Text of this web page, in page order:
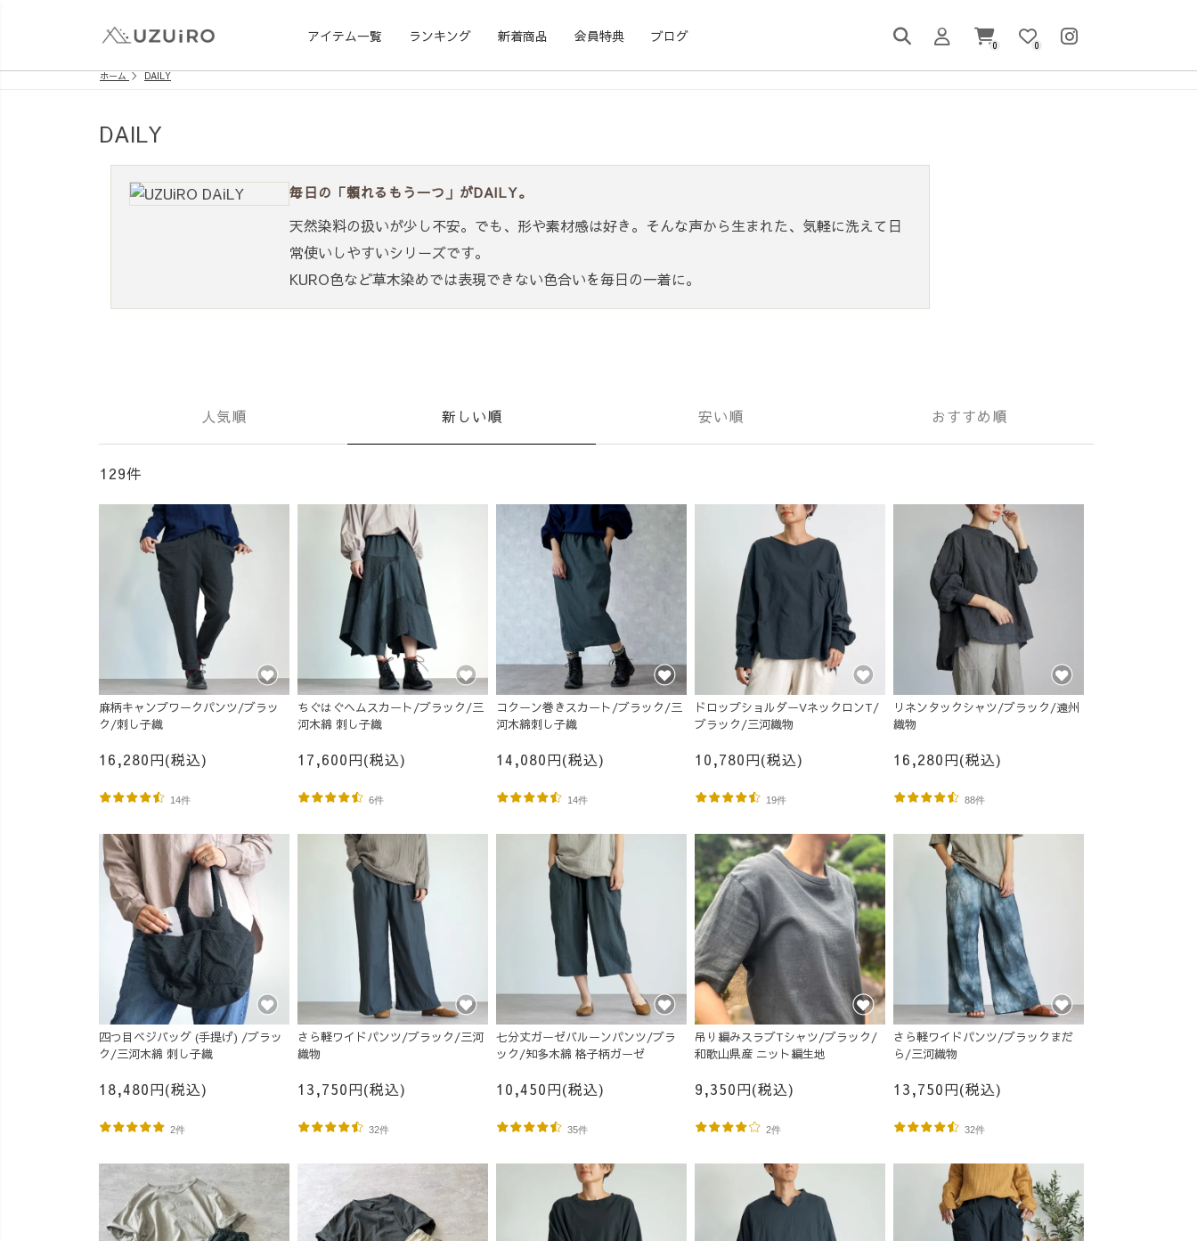
アイテム一覧 ランキング 新着商品 会員特典 ブログ
0 0
ホーム DAILY
DAILY
毎日の「頼れるもう一つ」がDAILY。
天然染料の扱いが少し不安。でも、形や素材感は好き。そんな声から生まれた、気軽に洗えて日
常使いしやすいシリーズです。
KURO色など草木染めでは表現できない色合いを毎日の一着に。
人気順 新しい順 安い順 おすすめ順
129件
麻柄キャンプワークパンツ/ブラッ
ク/刺し子織
16,280円(税込)
14件
ちぐはぐヘムスカート/ブラック/三
河木綿 刺し子織
17,600円(税込)
6件
コクーン巻きスカート/ブラック/三
河木綿刺し子織
14,080円(税込)
14件
ドロップショルダーVネックロンT/
ブラック/三河織物
10,780円(税込)
19件
リネンタックシャツ/ブラック/遠州
織物
16,280円(税込)
88件
四つ目ベジバッグ (手提げ) /ブラッ
ク/三河木綿 刺し子織
18,480円(税込)
2件
さら軽ワイドパンツ/ブラック/三河
織物
13,750円(税込)
32件
七分丈ガーゼバルーンパンツ/ブラ
ック/知多木綿 格子柄ガーゼ
10,450円(税込)
35件
吊り編みスラブTシャツ/ブラック/
和歌山県産 ニット編生地
9,350円(税込)
2件
さら軽ワイドパンツ/ブラックまだ
ら/三河織物
13,750円(税込)
32件